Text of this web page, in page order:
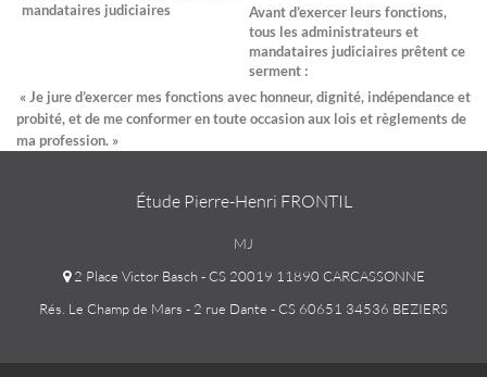
mandataires judiciaires
Avant d’exercer leurs fonctions,
tous les administrateurs et
mandataires judiciaires prêtent ce
serment :
« Je jure d’exercer mes fonctions avec honneur, dignité, indépendance et
probité, et de me conformer en toute occasion aux lois et règlements de
ma profession. »
Étude Pierre-Henri FRONTIL
MJ
2 Place Victor Basch - CS 20019 11890 CARCASSONNE
Rés. Le Champ de Mars - 2 rue Dante - CS 60651 34536 BEZIERS